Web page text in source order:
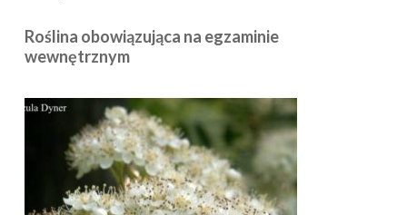
Roślina obowiązująca na egzaminie
wewnętrznym